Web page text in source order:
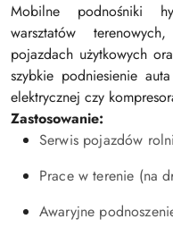
Mobilne podnośniki
warsztatów
pojazdach użytkowych
szybkie podniesienie
elektrycznej czy
Zastosowanie:
Serwis pojazdów
Prace w terenie (na
Awaryjne